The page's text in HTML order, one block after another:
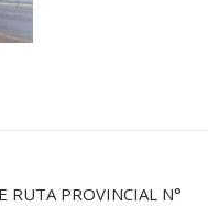
RUTA PROVINCIAL N°